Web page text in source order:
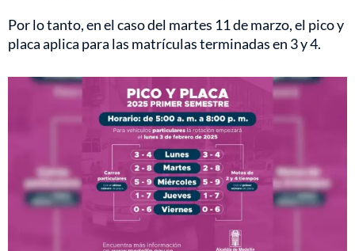
Por lo tanto, en el caso del martes 11 de marzo, el pico y
placa aplica para las matrículas terminadas en 3 y 4.